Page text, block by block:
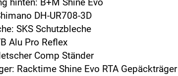
DH-UR708-3D
SKS Schutzbleche
Alu Pro Reflex
Comp Ständer
Racktime Shine Evo RTA Gepäckträger